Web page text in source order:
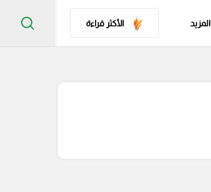
المزيد الأكثر قراءة